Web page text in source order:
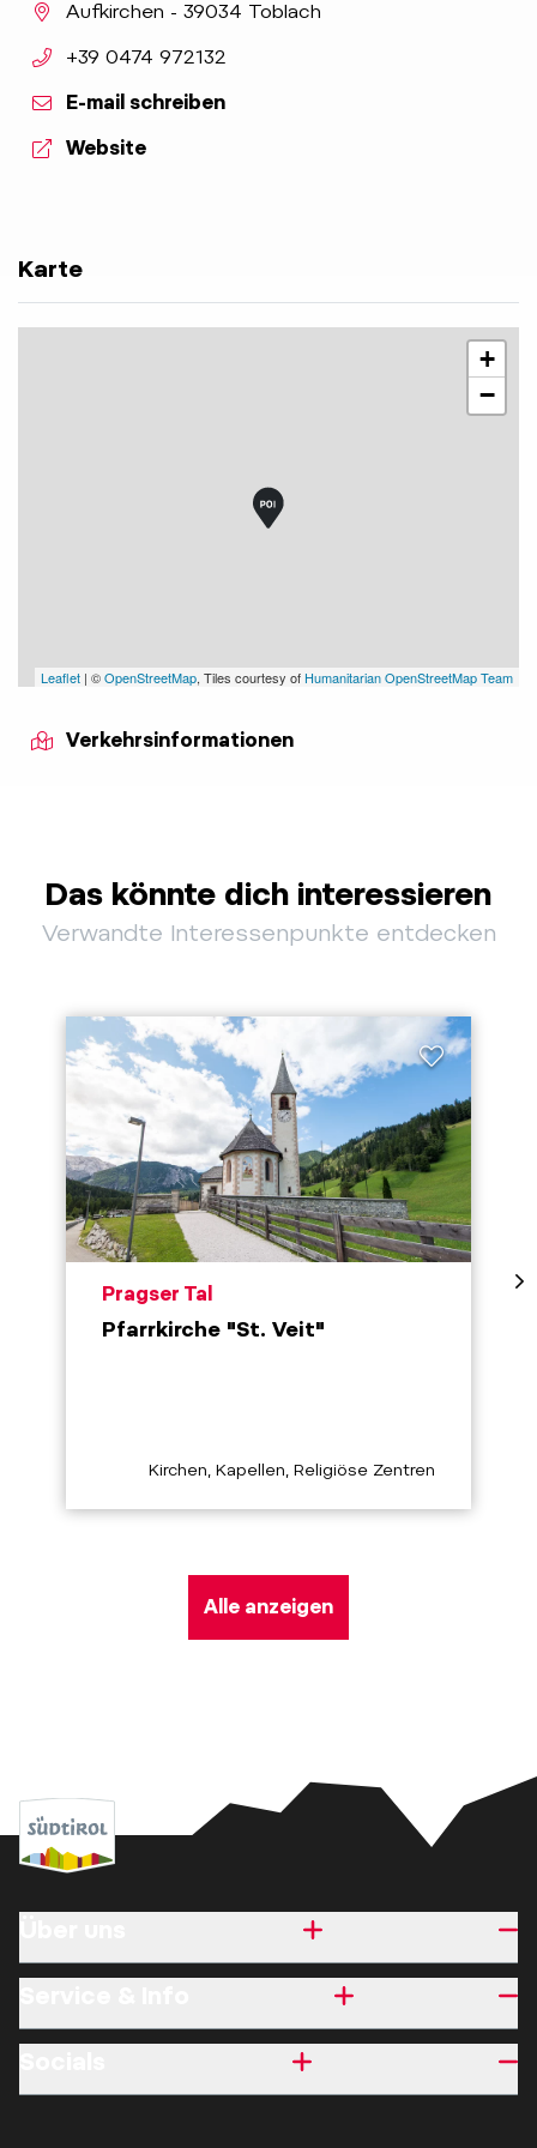
aria.location:
Aufkirchen - 39034 Toblach
aria.phone:
+39 0474 972132
E-mail schreiben
aria.website:
Website
Karte
+
−
Leaflet | ©OpenStreetMap, Tiles courtesy of Humanitarian OpenStreetMap Team
Verkehrsinformationen
Das könnte dich interessieren
Verwandte Interessenpunkte entdecken
aria.poi_location_prefix
Pragser Tal
Pfarrkirche "St. Veit"
aria.poi_category_prefix
Kirchen, Kapellen, Religiöse Zentren
Alle anzeigen